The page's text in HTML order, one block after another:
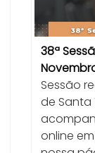
38ª
Sessão
de Santa
online